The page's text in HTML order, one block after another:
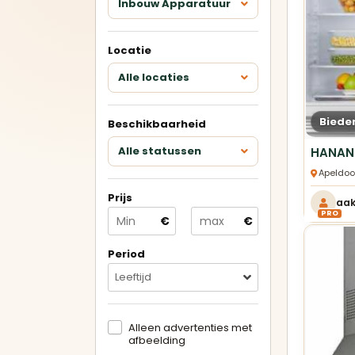
Keukens met eiland
U-keukens
Minikeukens
Alle showroomkeukens
bekijken
Betrouwbare
verkopers
Geverifieerde aanbieders en
Inbouw Apparatuur
Locatie
Alle locaties
Beschikbaarheid
Alle statussen
Prijs
€ €
Period
Leeftijd
Alleen advertenties met
afbeelding
PRO